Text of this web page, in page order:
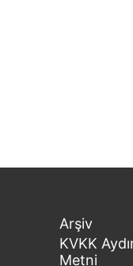
Arşiv
KVKK
Metni